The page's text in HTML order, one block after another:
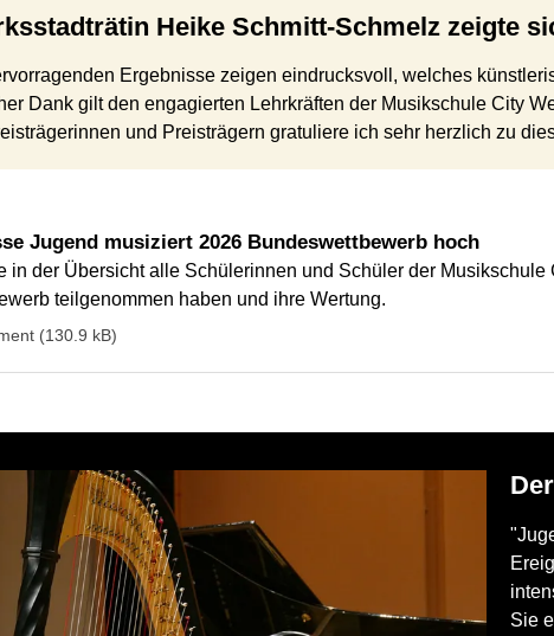
Heike Schmitt-Schmelz zeigte
Ergebnisse zeigen eindrucksvoll, welches
Dank gilt den engagierten Lehrkräften der Musikschule City
und Preisträgern gratuliere ich sehr herzlich zu
Jugend musiziert 2026 Bundeswettbewerb hoch
in der Übersicht alle Schülerinnen und Schüler der Musikschule
teilgenommen haben und ihre Wertung.
(130.9 kB)
Sie